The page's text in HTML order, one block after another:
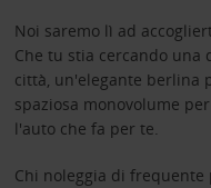
Noi saremo lì ad
Che tu stia cercando una
città, un'elegante berlina
spaziosa monovolume
l'auto che fa per te.
Chi noleggia di